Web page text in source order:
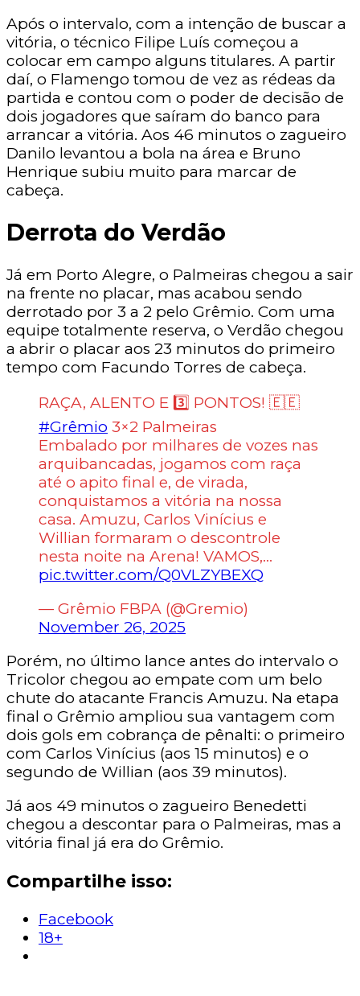
Após o intervalo, com a intenção de buscar a
vitória, o técnico Filipe Luís começou a
colocar em campo alguns titulares. A partir
daí, o Flamengo tomou de vez as rédeas da
partida e contou com o poder de decisão de
dois jogadores que saíram do banco para
arrancar a vitória. Aos 46 minutos o zagueiro
Danilo levantou a bola na área e Bruno
Henrique subiu muito para marcar de
cabeça.
Derrota do Verdão
Já em Porto Alegre, o Palmeiras chegou a sair
na frente no placar, mas acabou sendo
derrotado por 3 a 2 pelo Grêmio. Com uma
equipe totalmente reserva, o Verdão chegou
a abrir o placar aos 23 minutos do primeiro
tempo com Facundo Torres de cabeça.
RAÇA, ALENTO E 3️⃣ PONTOS! 🇪🇪
#Grêmio 3×2 Palmeiras
Embalado por milhares de vozes nas
arquibancadas, jogamos com raça
até o apito final e, de virada,
conquistamos a vitória na nossa
casa. Amuzu, Carlos Vinícius e
Willian formaram o descontrole
nesta noite na Arena! VAMOS,…
pic.twitter.com/Q0VLZYBEXQ
— Grêmio FBPA (@Gremio)
November 26, 2025
Porém, no último lance antes do intervalo o
Tricolor chegou ao empate com um belo
chute do atacante Francis Amuzu. Na etapa
final o Grêmio ampliou sua vantagem com
dois gols em cobrança de pênalti: o primeiro
com Carlos Vinícius (aos 15 minutos) e o
segundo de Willian (aos 39 minutos).
Já aos 49 minutos o zagueiro Benedetti
chegou a descontar para o Palmeiras, mas a
vitória final já era do Grêmio.
Compartilhe isso:
Facebook
18+